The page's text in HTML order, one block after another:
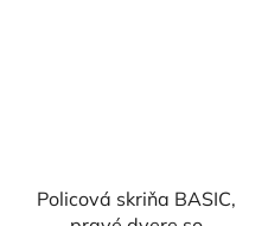
Policová skriňa BASIC,